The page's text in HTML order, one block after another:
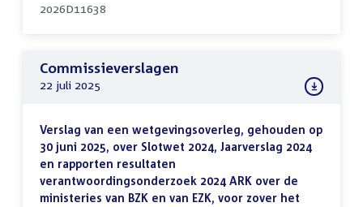
2026D11638
Commissieverslagen
22 juli 2025
Verslag van een wetgevingsoverleg, gehouden op
30 juni 2025, over Slotwet 2024, Jaarverslag 2024
en rapporten resultaten
verantwoordingsonderzoek 2024 ARK over de
ministeries van BZK en van EZK, voor zover het